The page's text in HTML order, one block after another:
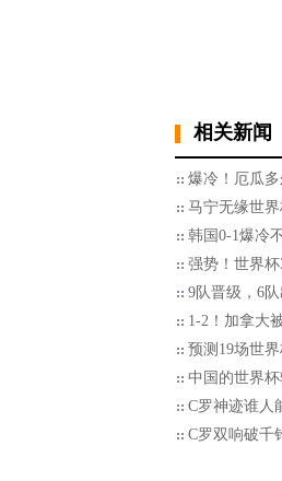
相关新闻
爆冷！厄瓜
马宁无缘世
韩国0-1爆冷
强势！世界
9队晋级，6
1-2！加拿大
预测19场世
中国的世界
C罗神迹谁人
C罗双响破千